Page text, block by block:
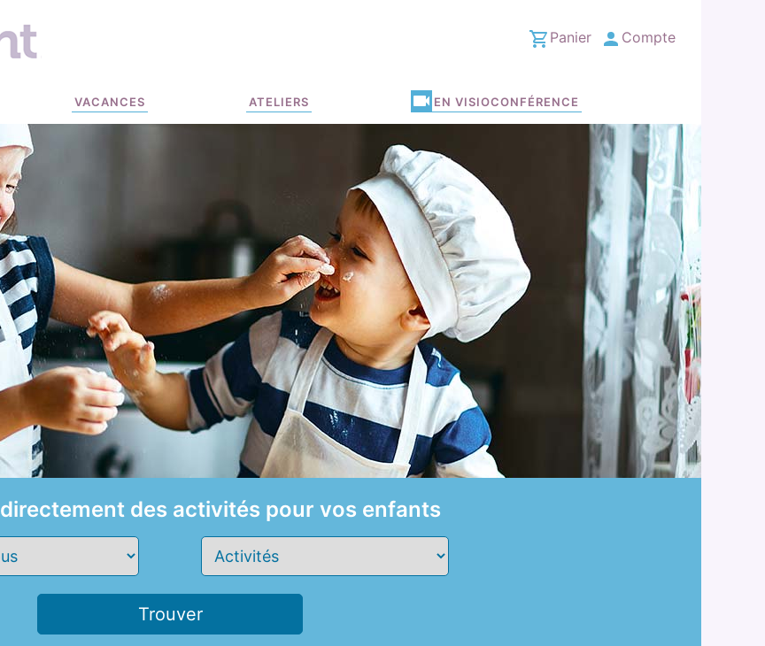
Panier Compte
VACANCES ATELIERS EN VISIOCONFÉRENCE
directement des activités pour vos enfants